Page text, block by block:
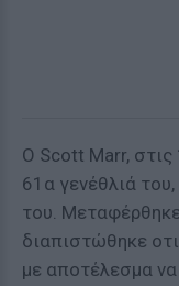
Ο Scott Marr, στις
61α γενέθλιά
του.
διαπιστώθηκε
με αποτέλεσμα